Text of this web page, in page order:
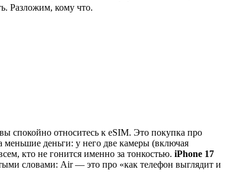
Разложим, кому что.
спокойно относитесь к eSIM. Это покупка про
меньшие деньги: у него две камеры (включая
кто не гонится именно за тонкостью. iPhone 17
словами: Air — это про «как телефон выглядит и